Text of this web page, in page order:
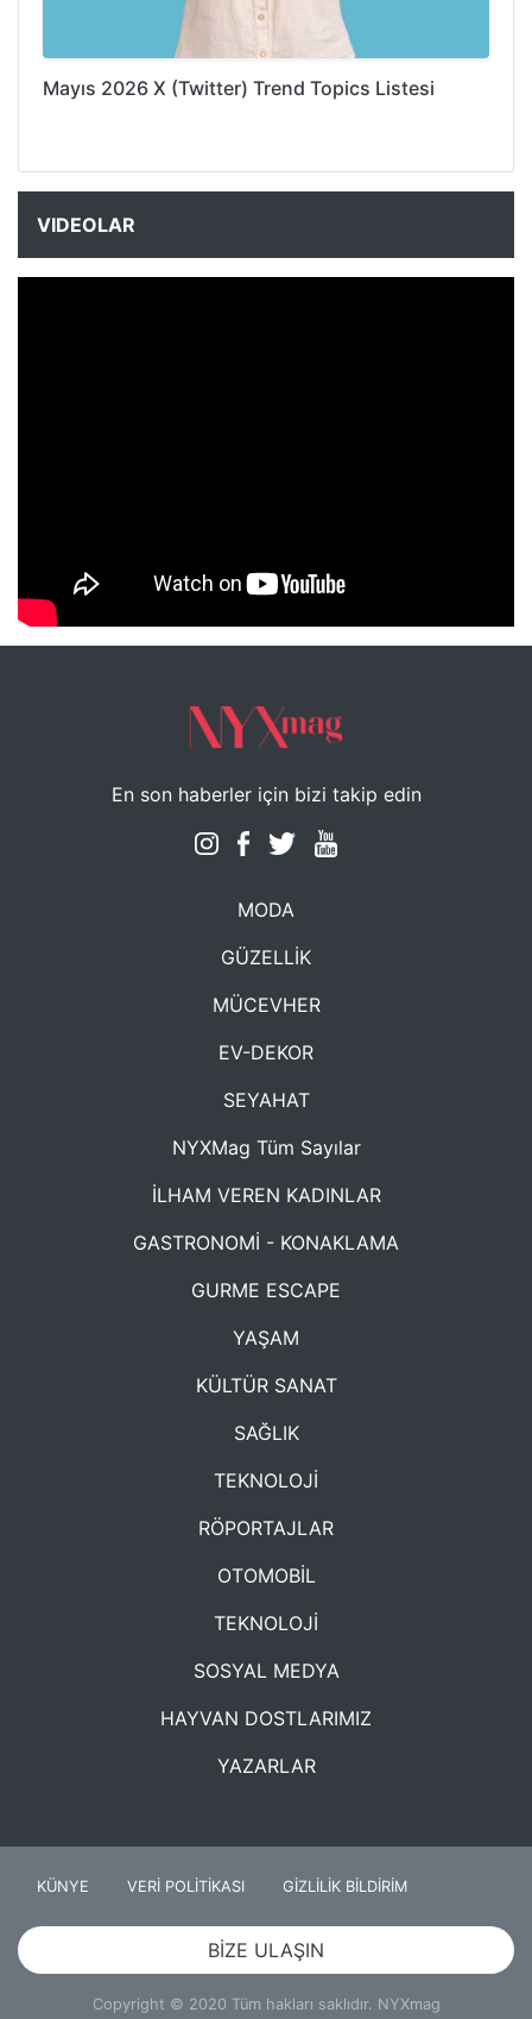
Mayıs 2026 X (Twitter) Trend Topics Listesi
VIDEOLAR
NYXmag 2. Yaş Kutlama Etkinliği
En son haberler için bizi takip edin
MODA
GÜZELLİK
MÜCEVHER
EV-DEKOR
SEYAHAT
NYXMag Tüm Sayılar
İLHAM VEREN KADINLAR
GASTRONOMİ - KONAKLAMA
GURME ESCAPE
YAŞAM
KÜLTÜR SANAT
SAĞLIK
TEKNOLOJİ
RÖPORTAJLAR
OTOMOBİL
TEKNOLOJİ
SOSYAL MEDYA
HAYVAN DOSTLARIMIZ
YAZARLAR
KÜNYE VERİ POLİTİKASI GİZLİLİK BİLDİRİM
BİZE ULAŞIN
Copyright © 2020 Tüm hakları saklıdır. NYXmag